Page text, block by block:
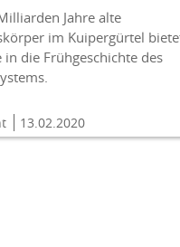
Jahre alte
im Kuipergürtel
in die Frühgeschichte des
13.02.2020